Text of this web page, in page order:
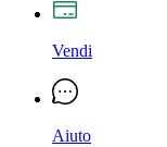
Vendi
Aiuto